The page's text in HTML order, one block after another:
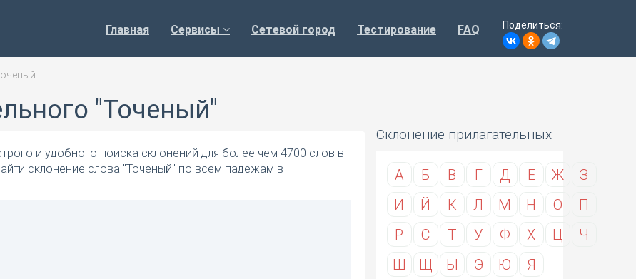
Главная Сервисы Сетевой город Тестирование FAQ Поделиться:
"Точеный"
и удобного поиска склонений для более чем 4700 слов в
склонение слова "Точеный" по всем падежам в
Склонение прилагательных
А Б В Г Д Е Ж
З
И
Й К Л М Н О
П
Р
С Т У Ф Х Ц
Ч
Ш
Щ Ы Э Ю Я